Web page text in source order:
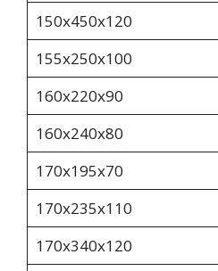
150x450x120
155x250x100
160х220х90
160х240х80
170х195х70
170х235х110
170x340x120